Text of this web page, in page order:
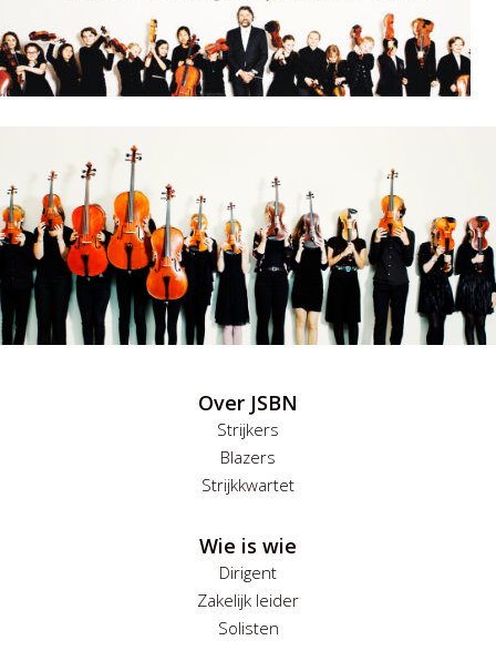
Over JSBN
Strijkers
Blazers
Strijkkwartet
Wie is wie
Dirigent
Zakelijk leider
Solisten